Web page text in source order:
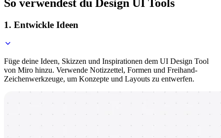
So verwendest du Design UI Tools
1. Entwickle Ideen
Füge deine Ideen, Skizzen und Inspirationen dem UI Design Tool
von Miro hinzu. Verwende Notizzettel, Formen und Freihand-
Zeichenwerkzeuge, um Konzepte und Layouts zu entwerfen.